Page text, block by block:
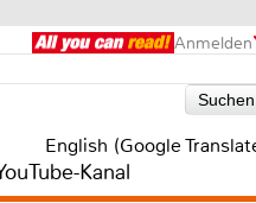
Anmelden
English (Google
Kanal